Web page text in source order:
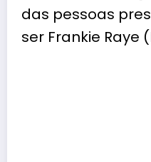
das pessoas
ser Frankie Raye